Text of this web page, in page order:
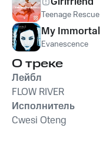
Teenage Rescue
My Immortal
Evanescence
О треке
Лейбл
FLOW RIVER
Исполнитель
Cwesi Oteng